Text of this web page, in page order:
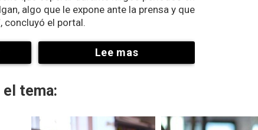
algo que le expone ante la prensa y que
, concluyó el portal.
Lee mas
tema: